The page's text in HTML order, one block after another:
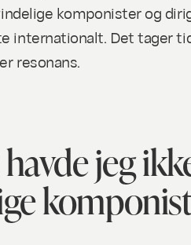
komponister og
Det tager
resonans.
jeg